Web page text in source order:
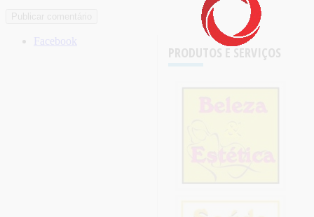
PRODUTOS E SERVIÇOS
Facebook